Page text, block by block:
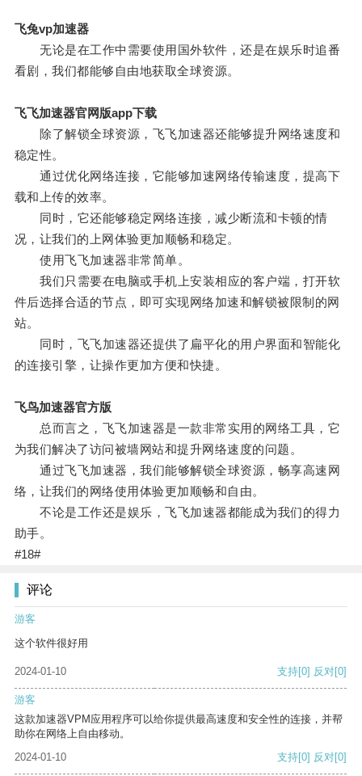
飞兔vp加速器
无论是在工作中需要使用国外软件，还是在娱乐时追番
看剧，我们都能够自由地获取全球资源。
飞飞加速器官网版app下载
除了解锁全球资源，飞飞加速器还能够提升网络速度和
稳定性。
通过优化网络连接，它能够加速网络传输速度，提高下
载和上传的效率。
同时，它还能够稳定网络连接，减少断流和卡顿的情
况，让我们的上网体验更加顺畅和稳定。
使用飞飞加速器非常简单。
我们只需要在电脑或手机上安装相应的客户端，打开软
件后选择合适的节点，即可实现网络加速和解锁被限制的网
站。
同时，飞飞加速器还提供了扁平化的用户界面和智能化
的连接引擎，让操作更加方便和快捷。
飞鸟加速器官方版
总而言之，飞飞加速器是一款非常实用的网络工具，它
为我们解决了访问被墙网站和提升网络速度的问题。
通过飞飞加速器，我们能够解锁全球资源，畅享高速网
络，让我们的网络使用体验更加顺畅和自由。
不论是工作还是娱乐，飞飞加速器都能成为我们的得力
助手。
#18#
评论
游客
这个软件很好用
2024-01-10 支持[0] 反对[0]
游客
这款加速器VPM应用程序可以给你提供最高速度和安全性的连接，并帮
助你在网络上自由移动。
2024-01-10
支持[0] 反对[0]